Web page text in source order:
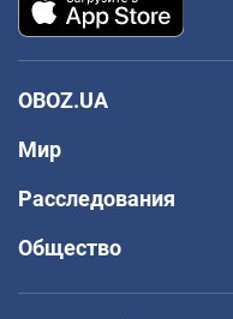
OBOZ.UA
Мир
Расследования
Общество